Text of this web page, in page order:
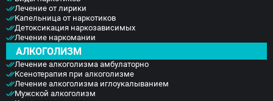
Лечение от лирики
Капельница от наркотиков
Детоксикация наркозависимых
Лечение наркомании
АЛКОГОЛИЗМ
Лечение алкоголизма амбулаторно
Ксенотерапия при алкоголизме
Лечение алкоголизма иглоукалыванием
Мужской алкоголизм